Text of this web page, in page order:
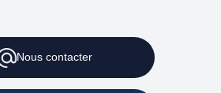
Nouscontacter